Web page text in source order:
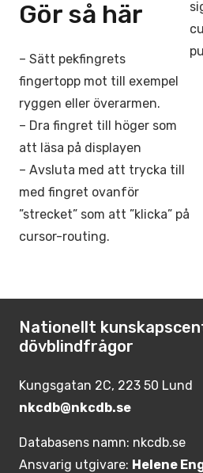
Gör så här
– Sätt pekfingrets
fingertopp mot till exempel
ryggen eller överarmen.
– Dra fingret till höger som
att läsa på displayen
– Avsluta med att trycka till
med fingret ovanför
”strecket” som att ”klicka” på
cursor-routing.
Nationellt
dövblindfrågor
Kungsgatan 2C, 223 50 Lund
nkcdb@nkcdb.se
Databasens namn: nkcdb.se
Ansvarig utgivare: Helene